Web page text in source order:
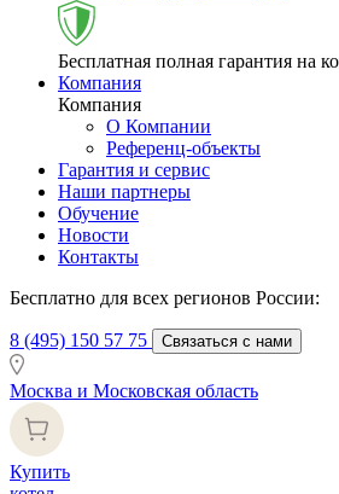
Бесплатная полная гарантия на
Компания
Компания
О Компании
Референц-объекты
Гарантия и сервис
Наши партнеры
Обучение
Новости
Контакты
Бесплатно для всех регионов России:
8 (495) 150 57 75 Связаться с нами
Москва и Московская область
Купить